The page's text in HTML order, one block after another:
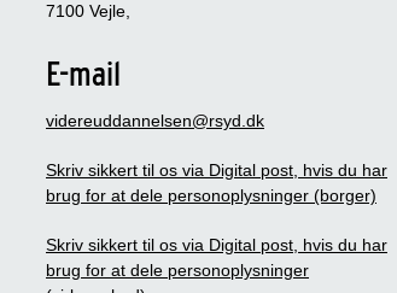
7100 Vejle,
E-mail
videreuddannelsen@rsyd.dk
Skriv sikkert til os via Digital post, hvis du har
brug for at dele personoplysninger (borger)
Skriv sikkert til os via Digital post, hvis du har
brug for at dele personoplysninger